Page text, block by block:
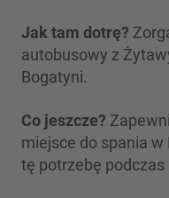
Jak tam dotrę?
autobusowy z
Bogatyni.
Co jeszcze?
miejsce do spania
tę potrzebę podczas